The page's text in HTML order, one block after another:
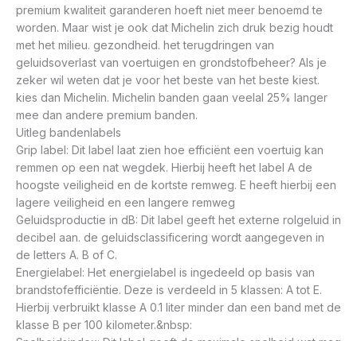
premium kwaliteit garanderen hoeft niet meer benoemd te
worden. Maar wist je ook dat Michelin zich druk bezig houdt
met het milieu. gezondheid. het terugdringen van
geluidsoverlast van voertuigen en grondstofbeheer? Als je
zeker wil weten dat je voor het beste van het beste kiest.
kies dan Michelin. Michelin banden gaan veelal 25% langer
mee dan andere premium banden.
Uitleg bandenlabels
Grip label: Dit label laat zien hoe efficiënt een voertuig kan
remmen op een nat wegdek. Hierbij heeft het label A de
hoogste veiligheid en de kortste remweg. E heeft hierbij een
lagere veiligheid en een langere remweg
Geluidsproductie in dB: Dit label geeft het externe rolgeluid in
decibel aan. de geluidsclassificering wordt aangegeven in
de letters A. B of C.
Energielabel: Het energielabel is ingedeeld op basis van
brandstofefficiëntie. Deze is verdeeld in 5 klassen: A tot E.
Hierbij verbruikt klasse A 0.1 liter minder dan een band met de
klasse B per 100 kilometer.&nbsp: